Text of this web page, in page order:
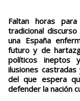
Faltan horas
tradicional
una España
futuro y de
políticos ineptos
ilusiones
del que espera
defender la nación